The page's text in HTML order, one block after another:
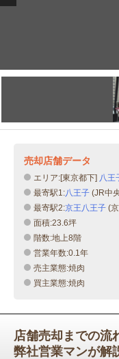
売却店舗データ
エリア:[東京都下] 八王
最寄駅1:八王子 (JR中
最寄駅2:京王八王子 (
面積:23.6坪
階数:地上8階
営業年数:0.1年
売主業態:焼肉
買主業態:焼肉
店舗売却までの流
弊社営業マンが解